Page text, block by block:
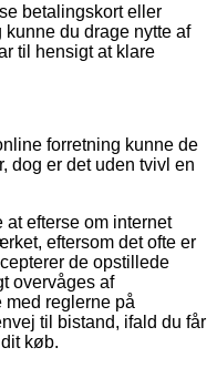
betalingskort eller
du drage nytte af
til hensigt at klare
forretning kunne de
dog er det uden tvivl en
efterse om internet
eftersom det ofte er
de opstillede
overvåges af
med reglerne på
til bistand, ifald du får
køb.